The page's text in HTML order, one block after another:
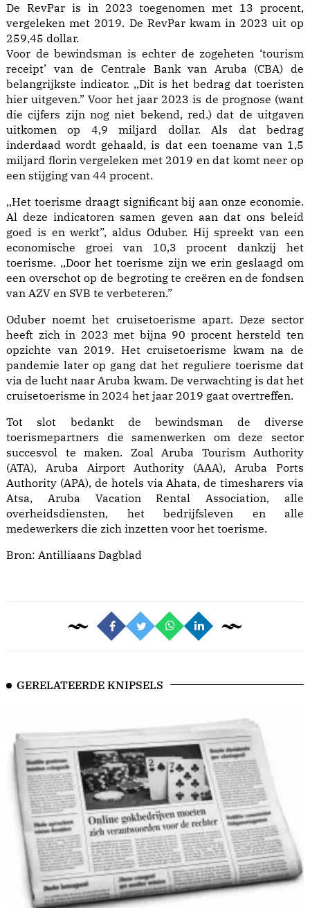
De RevPar is in 2023 toegenomen met 13 procent,
vergeleken met 2019. De RevPar kwam in 2023 uit op
259,45 dollar.
Voor de bewindsman is echter de zogeheten ‘tourism
receipt’ van de Centrale Bank van Aruba (CBA) de
belangrijkste indicator. ,,Dit is het bedrag dat toeristen
hier uitgeven.” Voor het jaar 2023 is de prognose (want
die cijfers zijn nog niet bekend, red.) dat de uitgaven
uitkomen op 4,9 miljard dollar. Als dat bedrag
inderdaad wordt gehaald, is dat een toename van 1,5
miljard florin vergeleken met 2019 en dat komt neer op
een stijging van 44 procent.
,,Het toerisme draagt significant bij aan onze economie.
Al deze indicatoren samen geven aan dat ons beleid
goed is en werkt”, aldus Oduber. Hij spreekt van een
economische groei van 10,3 procent dankzij het
toerisme. ,,Door het toerisme zijn we erin geslaagd om
een overschot op de begroting te creëren en de fondsen
van AZV en SVB te verbeteren.”
Oduber noemt het cruisetoerisme apart. Deze sector
heeft zich in 2023 met bijna 90 procent hersteld ten
opzichte van 2019. Het cruisetoerisme kwam na de
pandemie later op gang dat het reguliere toerisme dat
via de lucht naar Aruba kwam. De verwachting is dat het
cruisetoerisme in 2024 het jaar 2019 gaat overtreffen.
Tot slot bedankt de bewindsman de diverse
toerismepartners die samenwerken om deze sector
succesvol te maken. Zoal Aruba Tourism Authority
(ATA), Aruba Airport Authority (AAA), Aruba Ports
Authority (APA), de hotels via Ahata, de timesharers via
Atsa, Aruba Vacation Rental Association, alle
overheidsdiensten, het bedrijfsleven en alle
medewerkers die zich inzetten voor het toerisme.
Bron: Antilliaans Dagblad
GERELATEERDE KNIPSELS